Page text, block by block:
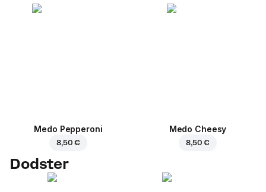
Medo Pepperoni
8,50 €
Medo Cheesy
8,50 €
Dodster